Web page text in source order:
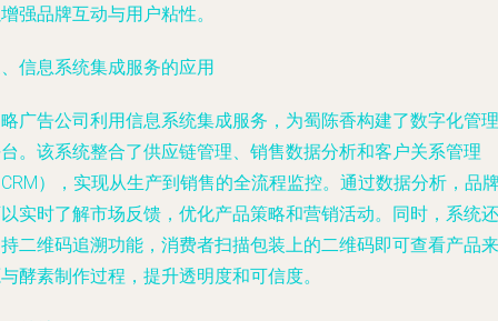
强品牌互动与用户粘性。
信息系统集成服务的应用
广告公司利用信息系统集成服务，为蜀陈香构建了数字化管理
。该系统整合了供应链管理、销售数据分析和客户关系管理
），实现从生产到销售的全流程监控。通过数据分析，品
实时了解市场反馈，优化产品策略和营销活动。同时，系统还
二维码追溯功能，消费者扫描包装上的二维码即可查看产品来
酵素制作过程，提升透明度和可信度。